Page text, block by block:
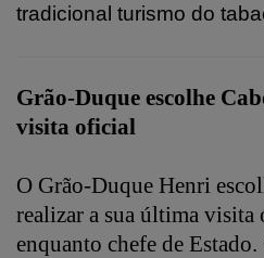
tradicional turismo do
Grão-Duque escolhe
visita oficial
O Grão-Duque Henri
realizar a sua última visita
enquanto chefe de